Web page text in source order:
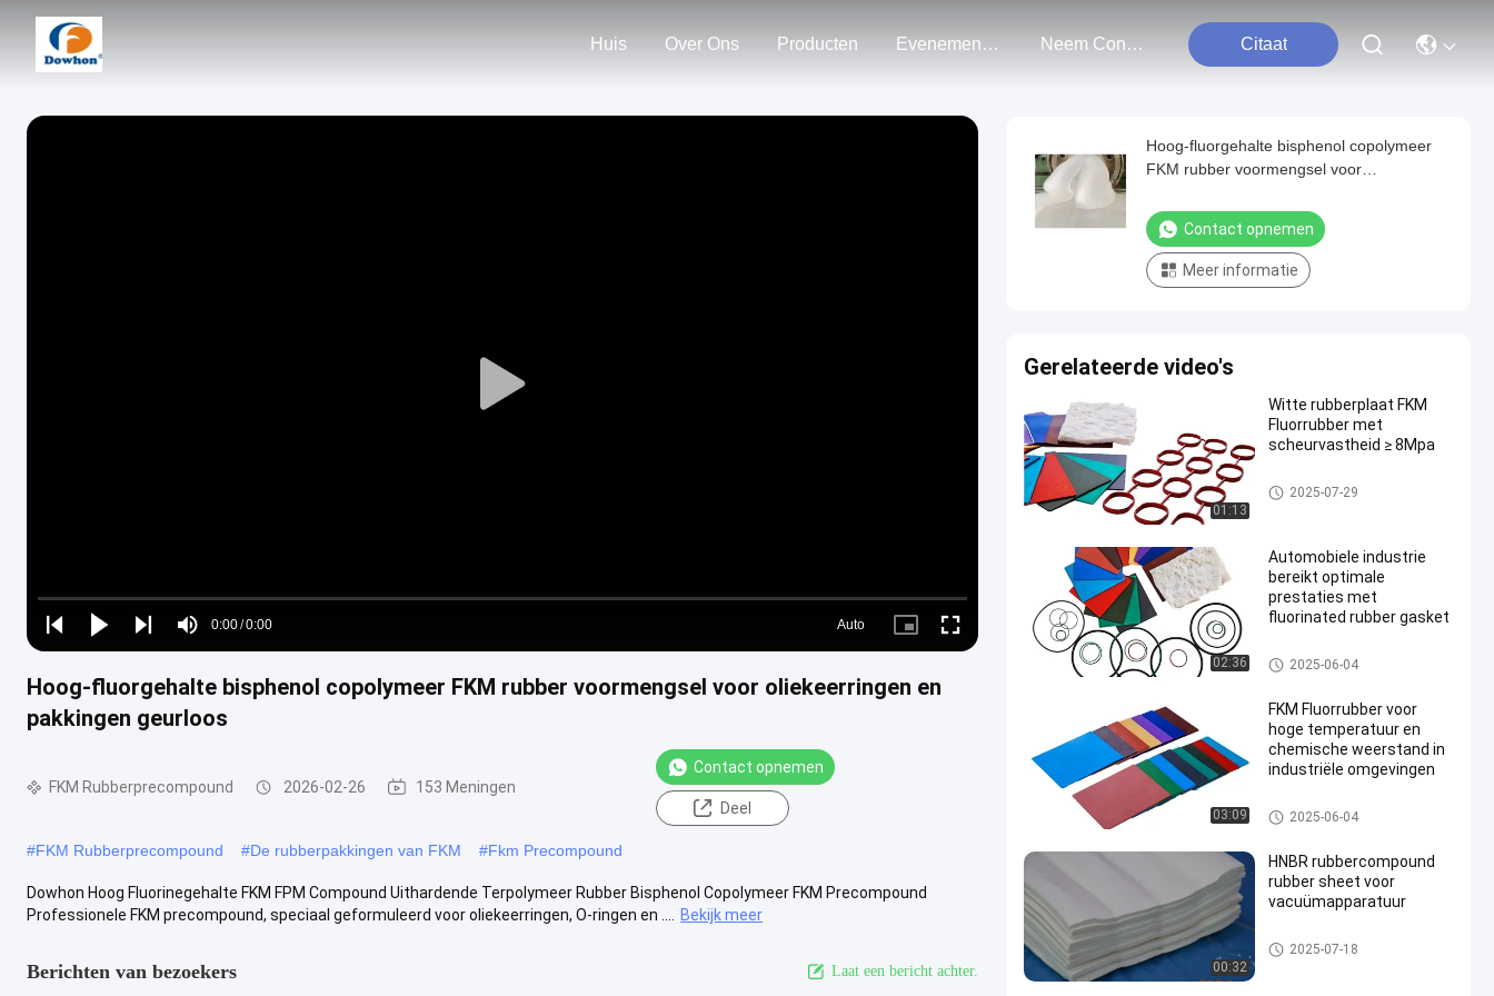
Huis Over Ons Producten Evenementen Neem Contact Met Ons Op Citaat
Play
Play
Play
Play
Mute
Time
0:00/0:00
Loaded:
0%
Auto
Picture- Fullscreen
Hoog-fluorgehalte bisphenol copolymeer FKM rubber voormengsel voor oliekeerringen en
pakkingen geurloos
FKM Rubberprecompound 2026-02-26 153 Meningen
Contact opnemen
Deel
#FKM Rubberprecompound #De rubberpakkingen van FKM #Fkm Precompound
Dowhon Hoog Fluorinegehalte FKM FPM Compound Uithardende Terpolymeer Rubber Bisphenol Copolymeer FKM Precompound
Professionele FKM precompound, speciaal geformuleerd voor oliekeerringen, O-ringen en ....
Bekijk meer
Berichten van bezoekers Laat een bericht achter.
Hoog-fluorgehalte bisphenol copolymeer
FKM rubber voormengsel voor
Contact opnemen
Meer informatie
Gerelateerde video's
01:13
Witte rubberplaat FKM
Fluorrubber met
scheurvastheid ≥ 8Mpa
FKM-Fluorrubber
2025-07-29
02:36
Automobiele industrie
bereikt optimale
prestaties met
fluorinated rubber gasket
FKM-Fluorrubber
2025-06-04
03:09
FKM Fluorrubber voor
hoge temperatuur en
chemische weerstand in
industriële omgevingen
FKM-Fluorrubber
2025-06-04
00:32
HNBR rubbercompound
rubber sheet voor
vacuümapparatuur
HNBR-verbinding
2025-07-18